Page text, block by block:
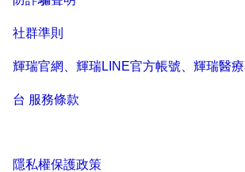
社群準則
輝瑞官網、輝瑞LINE官方帳號、輝瑞醫
台 服務條款
隱私權保護政策